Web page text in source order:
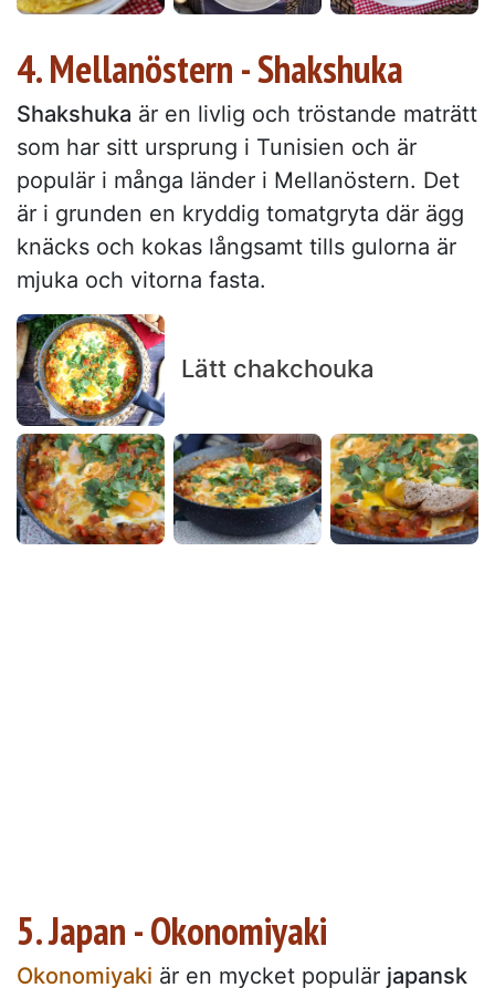
4. Mellanöstern - Shakshuka
Shakshuka är en livlig och tröstande maträtt
som har sitt ursprung i Tunisien och är
populär i många länder i Mellanöstern. Det
är i grunden en kryddig tomatgryta där ägg
knäcks och kokas långsamt tills gulorna är
mjuka och vitorna fasta.
Lätt chakchouka
5. Japan - Okonomiyaki
Okonomiyaki är en mycket populär japansk